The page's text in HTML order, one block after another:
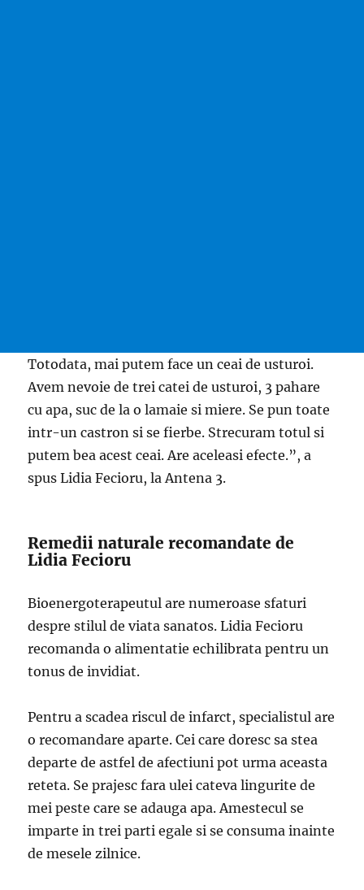
Totodata, mai putem face un ceai de usturoi.
Avem nevoie de trei catei de usturoi, 3 pahare
cu apa, suc de la o lamaie si miere. Se pun toate
intr-un castron si se fierbe. Strecuram totul si
putem bea acest ceai. Are aceleasi efecte.”, a
spus Lidia Fecioru, la Antena 3.
Remedii naturale recomandate de
Lidia Fecioru
Bioenergoterapeutul are numeroase sfaturi
despre stilul de viata sanatos. Lidia Fecioru
recomanda o alimentatie echilibrata pentru un
tonus de invidiat.
Pentru a scadea riscul de infarct, specialistul are
o recomandare aparte. Cei care doresc sa stea
departe de astfel de afectiuni pot urma aceasta
reteta. Se prajesc fara ulei cateva lingurite de
mei peste care se adauga apa. Amestecul se
imparte in trei parti egale si se consuma inainte
de mesele zilnice.